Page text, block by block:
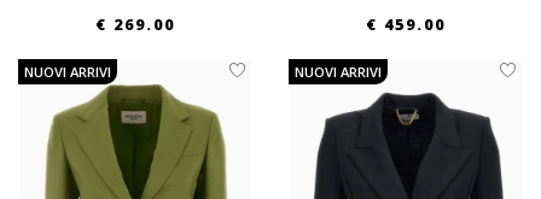
€ 269.00 € 459.00
NUOVI ARRIVI NUOVI ARRIVI